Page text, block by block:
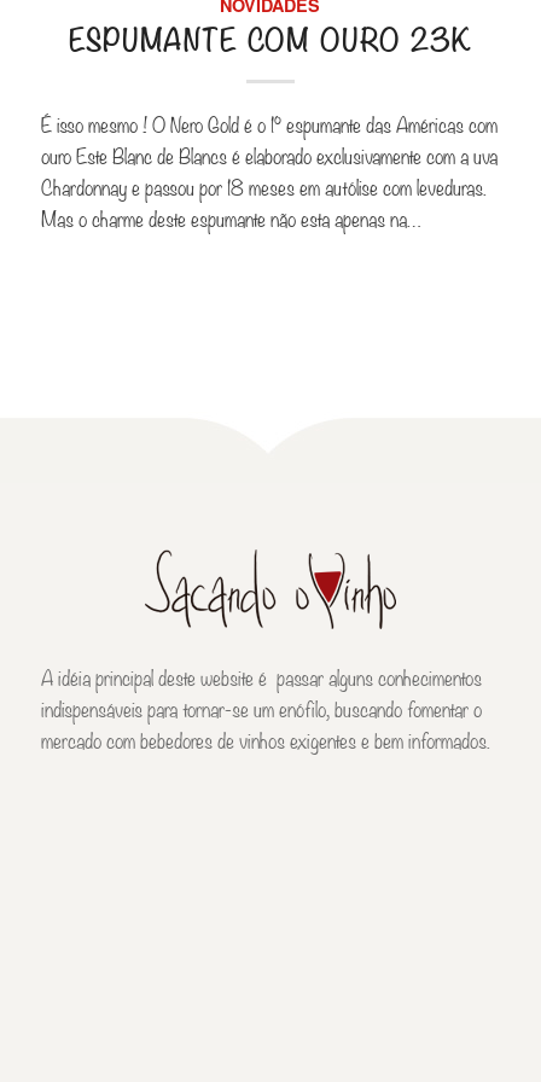
NOVIDADES
ESPUMANTE COM OURO 23K
É isso mesmo ! O Nero Gold é o 1° espumante das Américas com
ouro Este Blanc de Blancs é elaborado exclusivamente com a uva
Chardonnay e passou por 18 meses em autólise com leveduras.
Mas o charme deste espumante não esta apenas na…
A idéia principal deste website é passar alguns conhecimentos
indispensáveis para tornar-se um enófilo, buscando fomentar o
mercado com bebedores de vinhos exigentes e bem informados.